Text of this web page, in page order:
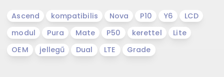
Ascend kompatibilis Nova P10 Y6
LCD
modul
Pura Mate P50 kerettel
Lite
OEM
jellegű Dual LTE Grade